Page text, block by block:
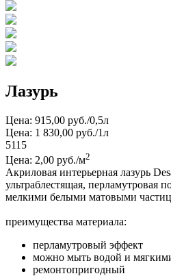
Лазурь
Цена: 915,00 руб./0,5л
Цена: 1 830,00 руб./1л
5115
Цена: 2,00 руб./м2
Акриловая интерьерная лазурь
ультраблестящая, перламутровая
мелкими белыми матовыми
преимущества материала:
перламутровый эффект
можно мыть водой и
ремонтопригодный